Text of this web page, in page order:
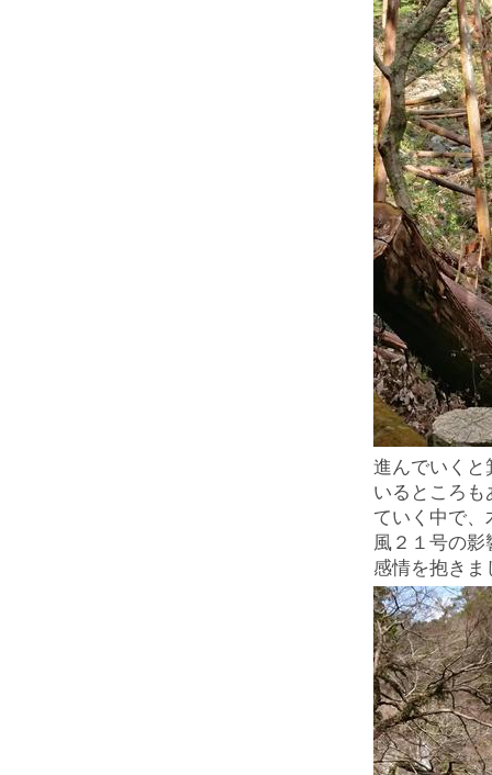
進んでいくと
いるところ
ていく中で、
風２１号の
感情を抱き